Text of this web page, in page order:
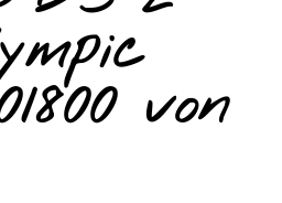
von